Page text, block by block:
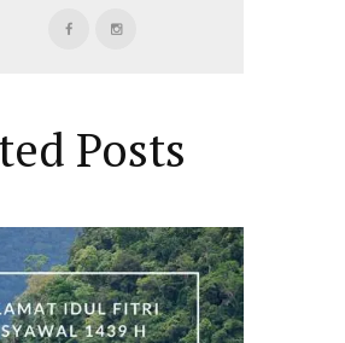
Posts